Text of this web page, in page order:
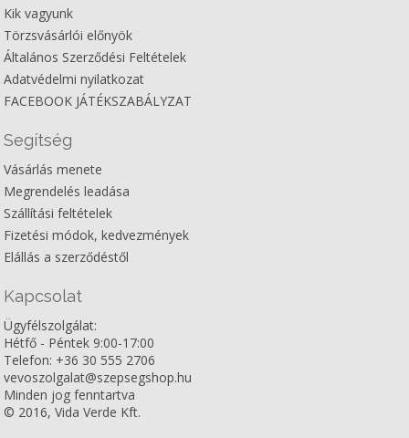
Kik vagyunk
Törzsvásárlói előnyök
Általános Szerződési Feltételek
Adatvédelmi nyilatkozat
FACEBOOK JÁTÉKSZABÁLYZAT
Segítség
Vásárlás menete
Megrendelés leadása
Szállítási feltételek
Fizetési módok, kedvezmények
Elállás a szerződéstől
Kapcsolat
Ügyfélszolgálat:
Hétfő - Péntek 9:00-17:00
Telefon: +36 30 555 2706
vevoszolgalat@szepsegshop.hu
Minden jog fenntartva
© 2016, Vida Verde Kft.